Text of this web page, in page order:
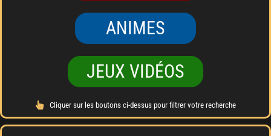
ANIMES
JEUX VIDÉOS
Cliquer sur les boutons ci-dessus pour filtrer votre recherche